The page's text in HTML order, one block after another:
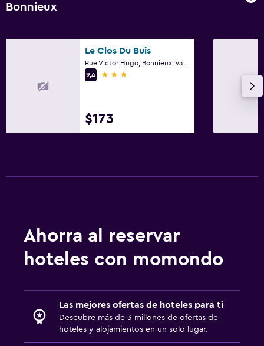
Bonnieux
Le Clos Du Buis
9,4
3 estrellas
$173
Ahorra al reservar
hoteles con momondo
Las mejores ofertas de hoteles para ti
Descubre más de 3 millones de ofertas de
hoteles y alojamientos en un solo lugar.